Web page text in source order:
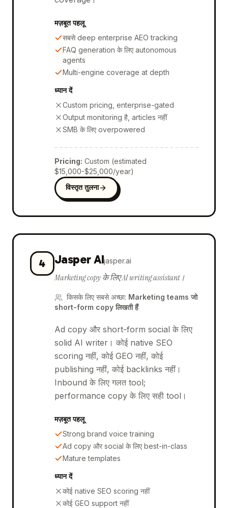
मज़बूत पहलू
सबसे deep enterprise AEO tracking
FAQ generation के लिए autonomous
agents
Multi-engine coverage at depth
ध्यान दें
Custom pricing, enterprise-gated
Output monitoring है, articles नहीं
SMB के लिए overpowered
Pricing: Custom (estimated
$15,000-$25,000/year)
विस्तृत तुलना
4 Jasper AIjasper.ai
Marketing copy के लिए AI writing assistant।
किसके लिए सबसे अच्छा: Marketing teams जो
short-form copy लिखती हैं
Ad copy और short-form social के लिए
solid AI writer। कोई native SEO
scoring नहीं, कोई GEO नहीं, कोई
publishing नहीं, कोई backlinks नहीं।
Inbound के लिए गलत tool;
performance copy के लिए सही tool।
मज़बूत पहलू
Strong brand voice training
Ad copy और social के लिए best-in-class
Mature templates
ध्यान दें
कोई native SEO scoring नहीं
कोई GEO support नहीं